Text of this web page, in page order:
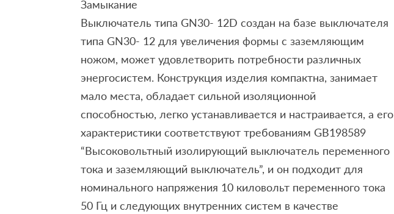
Замыкание
Выключатель типа GN30- 12D создан на базе выключателя
типа GN30- 12 для увеличения формы с заземляющим
ножом, может удовлетворить потребности различных
энергосистем. Конструкция изделия компактна, занимает
мало места, обладает сильной изоляционной
способностью, легко устанавливается и настраивается, а его
характеристики соответствуют требованиям GB198589
“Высоковольтный изолирующий выключатель переменного
тока и заземляющий выключатель”, и он подходит для
номинального напряжения 10 киловольт переменного тока
50 Гц и следующих внутренних систем в качестве